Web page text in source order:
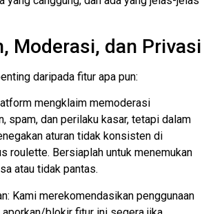
Moderasi, dan Privasi
daripada fitur apa pun:
mengklaim memoderasi
spam, dan perilaku kasar, tetapi dalam
aturan tidak konsisten di
roulette. Bersiaplah untuk menemukan
atau tidak pantas.
Kami merekomendasikan penggunaan